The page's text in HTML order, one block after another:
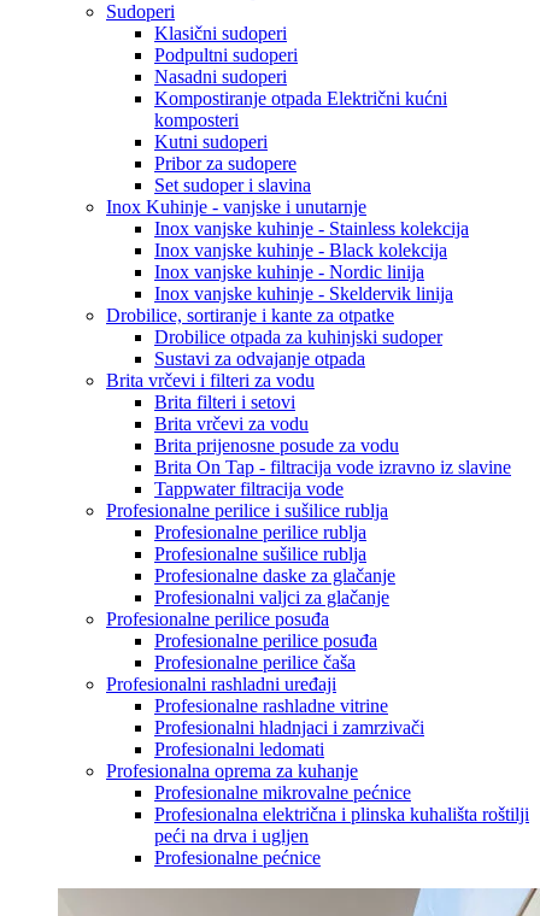
Sudoperi
Klasični sudoperi
Podpultni sudoperi
Nasadni sudoperi
Kompostiranje otpada Električni kućni
komposteri
Kutni sudoperi
Pribor za sudopere
Set sudoper i slavina
Inox Kuhinje - vanjske i unutarnje
Inox vanjske kuhinje - Stainless kolekcija
Inox vanjske kuhinje - Black kolekcija
Inox vanjske kuhinje - Nordic linija
Inox vanjske kuhinje - Skeldervik linija
Drobilice, sortiranje i kante za otpatke
Drobilice otpada za kuhinjski sudoper
Sustavi za odvajanje otpada
Brita vrčevi i filteri za vodu
Brita filteri i setovi
Brita vrčevi za vodu
Brita prijenosne posude za vodu
Brita On Tap - filtracija vode izravno iz slavine
Tappwater filtracija vode
Profesionalne perilice i sušilice rublja
Profesionalne perilice rublja
Profesionalne sušilice rublja
Profesionalne daske za glačanje
Profesionalni valjci za glačanje
Profesionalne perilice posuđa
Profesionalne perilice posuđa
Profesionalne perilice čaša
Profesionalni rashladni uređaji
Profesionalne rashladne vitrine
Profesionalni hladnjaci i zamrzivači
Profesionalni ledomati
Profesionalna oprema za kuhanje
Profesionalne mikrovalne pećnice
Profesionalna električna i plinska kuhališta roštilji
peći na drva i ugljen
Profesionalne pećnice